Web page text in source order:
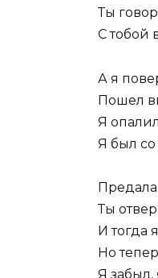
Ты
С тобой
А я
Пошел
Я
Я был
Предала
Ты
И тогда
Но
Я забыл,